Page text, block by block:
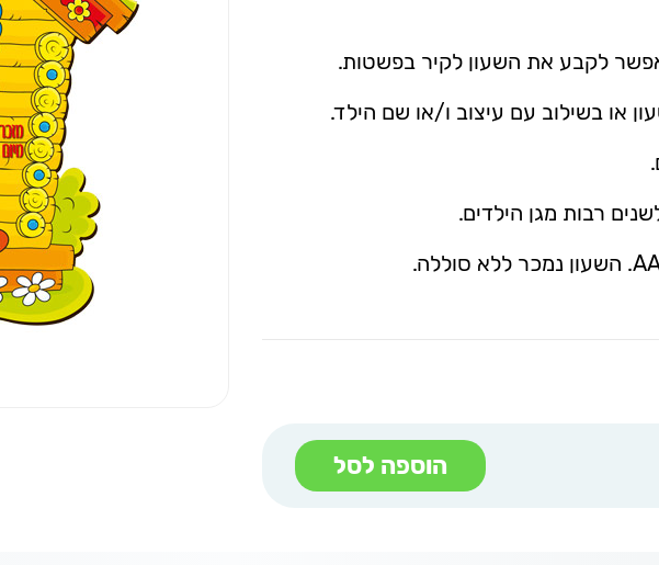
לקבע את השעון לקיר בפשטות.
או בשילוב עם עיצוב ו/או שם הילד.
רבות מגן הילדים.
הוספה לסל